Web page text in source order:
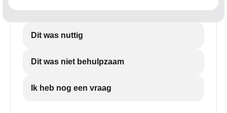
Dit was nuttig
Dit was niet behulpzaam
Ik heb nog een vraag